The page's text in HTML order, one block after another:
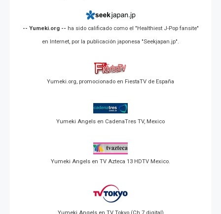
-- Yumeki.org -- ha sido calificado como el "Healthiest J-Pop fansite"
en Internet, por la publicación japonesa "Seekjapan.jp".
Yumeki.org, promocionado en FiestaTV de España
Yumeki Angels en CadenaTres TV, Mexico
Yumeki Angels en TV Azteca 13 HDTV Mexico.
Yumeki Angels en TV Tokyo (Ch 7 digital)